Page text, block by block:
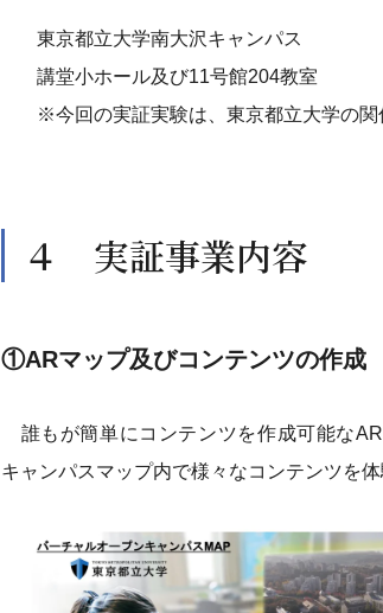
東京都立大学南大沢キャンパス
講堂小ホール及び11号館204教室
※今回の実証実験は、東京都立大学の関
４ 実証事業内容
①ARマップ及びコンテンツの作成
誰もが簡単にコンテンツを作成可能な
キャンパスマップ内で様々なコンテンツを